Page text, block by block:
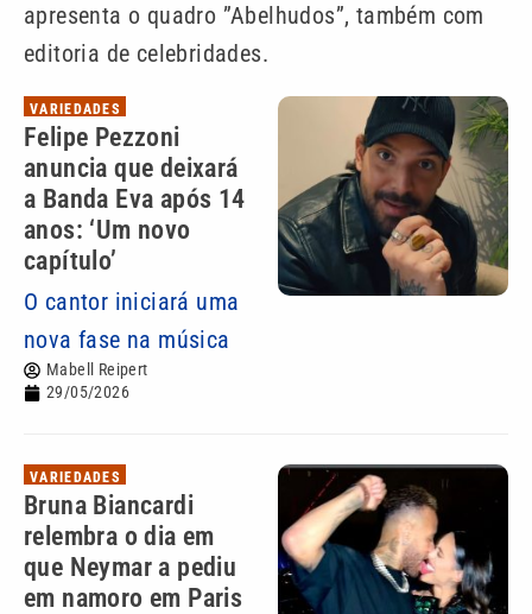
apresenta o quadro ”Abelhudos”, também com
editoria de celebridades.
VARIEDADES
Felipe Pezzoni
anuncia que deixará
a Banda Eva após 14
anos: ‘Um novo
capítulo’
O cantor iniciará uma
nova fase na música
Mabell Reipert
29/05/2026
VARIEDADES
Bruna Biancardi
relembra o dia em
que Neymar a pediu
em namoro em Paris